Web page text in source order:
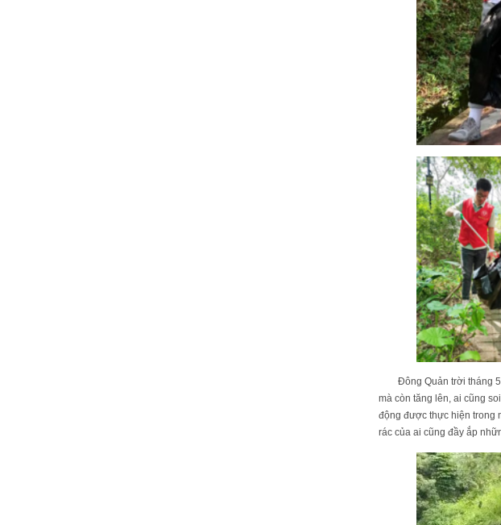
Đông Quản trời tháng
mà còn tăng lên, ai cũng
động được thực hiện trong
rác của ai cũng đầy ắp